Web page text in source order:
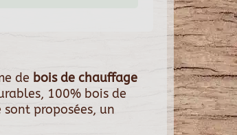
de bois de chauffage
100% bois de
proposées, un